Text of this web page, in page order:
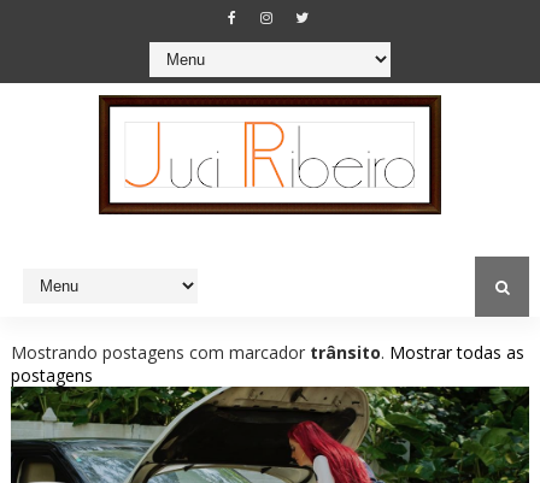
Mostrando postagens com marcador trânsito. Mostrar todas as
postagens